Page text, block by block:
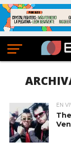
EN